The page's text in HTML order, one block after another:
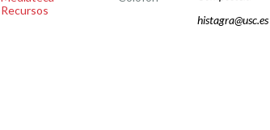
Recursos
histagra@usc.es